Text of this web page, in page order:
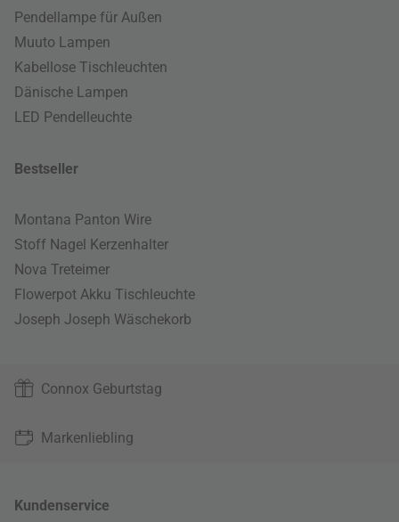
Pendellampe für Außen
Muuto Lampen
Kabellose Tischleuchten
Dänische Lampen
LED Pendelleuchte
Bestseller
Montana Panton Wire
Stoff Nagel Kerzenhalter
Nova Treteimer
Flowerpot Akku Tischleuchte
Joseph Joseph Wäschekorb
Connox Geburtstag
Markenliebling
Kundenservice